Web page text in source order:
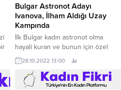
Bulgar Astronot Adayı
Ivanova, İlham Aldığı Uzay
Kampında
İlk Bulgar kadın astronot olma
hayali kuran ve bunun için özel
eğitimler alan 19 yaşındaki Tatyana
Ivanova, kendisine ilham verdiğini
söylediği Uzay Kampı Türkiye’yi
ziyaret etti.
28.10.2022 13:00